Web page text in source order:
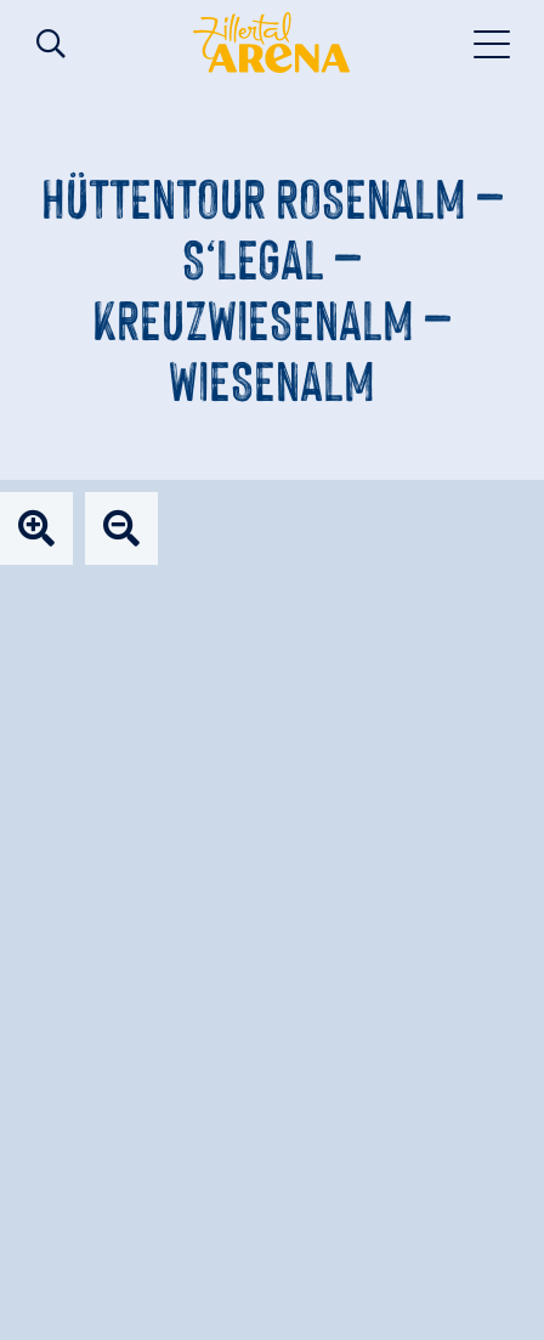
HÜTTENTOUR ROSENALM –
S‘LEGAL –
KREUZWIESENALM –
WIESENALM